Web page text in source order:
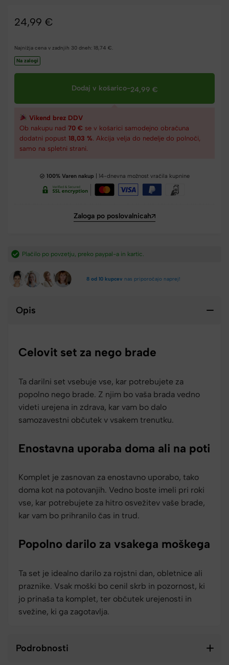
24,99 €
Najnižja cena v zadnjih 30 dneh: 18,74 €
Na zalogi
Dodaj v košarico-24,99 €
Vikend brez DDV
Ob nakupu nad 70 € se v košarici samodejno obračuna
dodatni popust 18,03 % . Akcija velja do nedelje do polnoči,
samo na spletni strani.
100% Varen nakup | 14-dnevna možnost vračila kupnine
Zaloga po poslovalnicah
Hitra dostava iz Slovenije v 2-4 dneh.​
8 od 10 kupcev nas priporočajo naprej!
Opis
Celovit set za nego brade
Ta darilni set vsebuje vse, kar potrebujete za
popolno nego brade. Z njim bo vaša brada vedno
videti urejena in zdrava, kar vam bo dalo
samozavestni občutek v vsakem trenutku.
Enostavna uporaba doma ali na poti
Komplet je zasnovan za enostavno uporabo, tako
doma kot na potovanjih. Vedno boste imeli pri roki
vse, kar potrebujete za hitro osvežitev vaše brade,
kar vam bo prihranilo čas in trud.
Popolno darilo za vsakega moškega
Ta set je idealno darilo za rojstni dan, obletnice ali
praznike. Vsak moški bo cenil skrb in pozornost, ki
jo prinaša ta komplet, ter občutek urejenosti in
svežine, ki ga zagotavlja.
Podrobnosti